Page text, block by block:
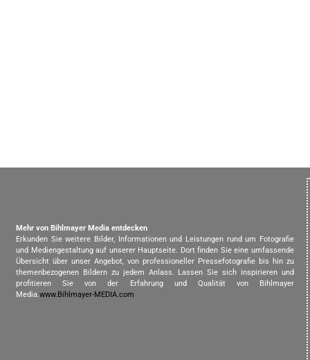
Mehr von Bihlmayer Media entdecken
Erkunden Sie weitere Bilder, Informationen und Leistungen rund um Fotografie
und Mediengestaltung auf unserer Hauptseite. Dort finden Sie eine umfassende
Übersicht über unser Angebot, von professioneller Pressefotografie bis hin zu
themenbezogenen Bildern zu jedem Anlass. Lassen Sie sich inspirieren und
profitieren Sie von der Erfahrung und Qualität von Bihlmayer
Media.www.Bihlmayer-MEDIA.com